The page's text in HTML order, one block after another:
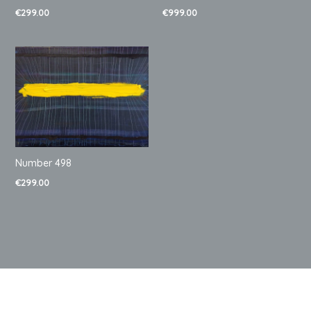
€299.00 €999.00
Number 498
€299.00